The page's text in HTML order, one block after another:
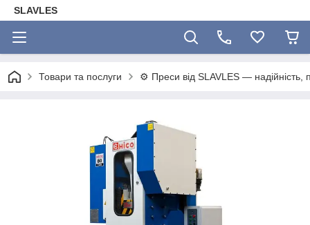
SLAVLES
Товари та послуги ⚙️ Преси від SLAVLES — надійність,